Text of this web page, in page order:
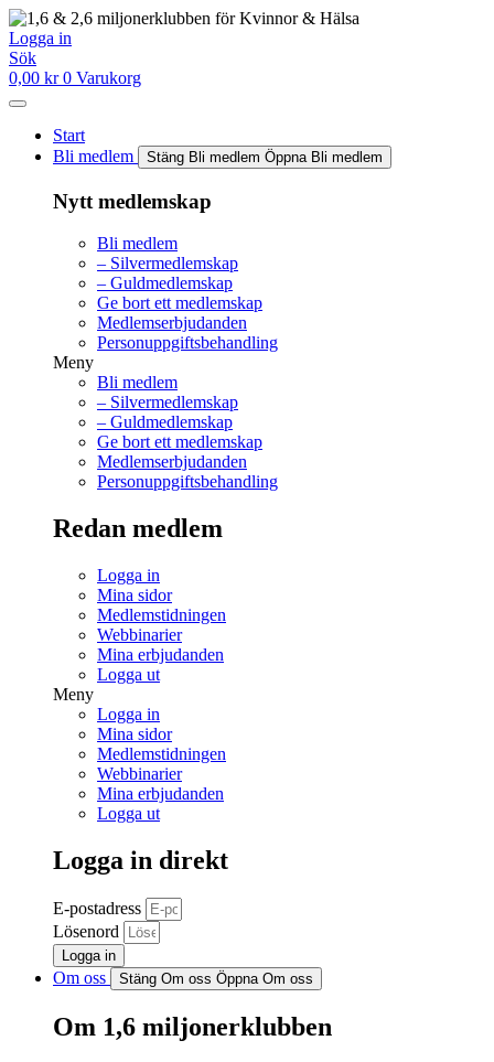
Hoppa
till
innehåll
Logga in
Sök
0,00 kr 0 Varukorg
Start
Bli medlem
Stäng Bli medlem Öppna Bli medlem
Nytt medlemskap
Bli medlem
– Silvermedlemskap
– Guldmedlemskap
Ge bort ett medlemskap
Medlemserbjudanden
Personuppgiftsbehandling
Meny
Bli medlem
– Silvermedlemskap
– Guldmedlemskap
Ge bort ett medlemskap
Medlemserbjudanden
Personuppgiftsbehandling
Redan medlem
Logga in
Mina sidor
Medlemstidningen
Webbinarier
Mina erbjudanden
Logga ut
Meny
Logga in
Mina sidor
Medlemstidningen
Webbinarier
Mina erbjudanden
Logga ut
Logga in direkt
E-postadress
Lösenord
Logga in
Om oss Stäng Om oss Öppna Om oss
Om 1,6 miljonerklubben